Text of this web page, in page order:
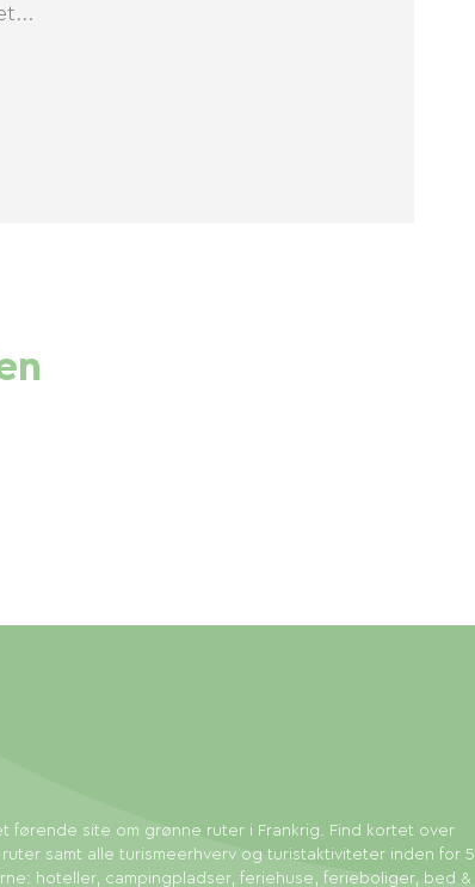
førende site om grønne ruter i Frankrig. Find kortet over
samt alle turismeerhverv og turistaktiviteter inden for 5
hoteller, campingpladser, feriehuse, ferieboliger, bed &